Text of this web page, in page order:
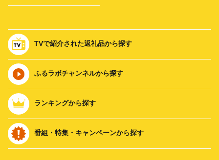
TVで紹介された返礼品から探す
ふるラボチャンネルから探す
ランキングから探す
番組・特集・キャンペーンから探す